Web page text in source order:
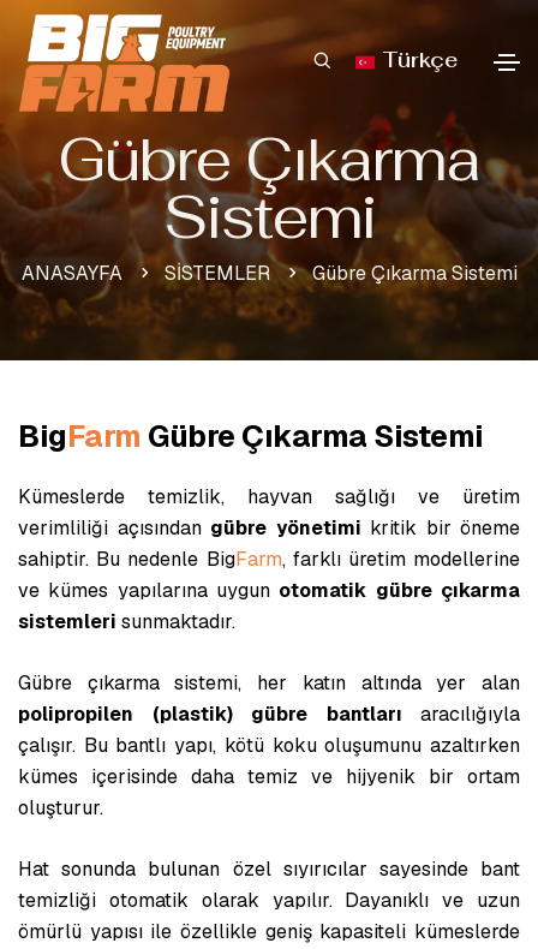
Türkçe
Gübre Çıkarma
Sistemi
ANASAYFA SİSTEMLER Gübre Çıkarma Sistemi
BigFarm Gübre Çıkarma Sistemi
Kümeslerde temizlik, hayvan sağlığı ve üretim
verimliliği açısından gübre yönetimi kritik bir öneme
sahiptir. Bu nedenle BigFarm, farklı üretim modellerine
ve kümes yapılarına uygun otomatik gübre çıkarma
sistemleri sunmaktadır.
Gübre çıkarma sistemi, her katın altında yer alan
polipropilen (plastik) gübre bantları aracılığıyla
çalışır. Bu bantlı yapı, kötü koku oluşumunu azaltırken
kümes içerisinde daha temiz ve hijyenik bir ortam
oluşturur.
Hat sonunda bulunan özel sıyırıcılar sayesinde bant
temizliği otomatik olarak yapılır. Dayanıklı ve uzun
ömürlü yapısı ile özellikle geniş kapasiteli kümeslerde